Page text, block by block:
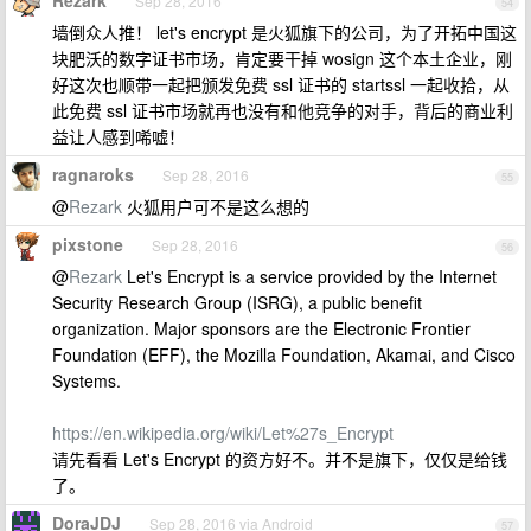
墙倒众人推！ let's encrypt 是火狐旗下的公司，为了开拓中国这
块肥沃的数字证书市场，肯定要干掉 wosign 这个本土企业，刚
好这次也顺带一起把颁发免费 ssl 证书的 startssl 一起收拾，从
此免费 ssl 证书市场就再也没有和他竞争的对手，背后的商业利
益让人感到唏嘘！
55
ragnaroks Sep 28, 2016
@Rezark 火狐用户可不是这么想的
56
pixstone Sep 28, 2016
@Rezark Let's Encrypt is a service provided by the Internet
Security Research Group (ISRG), a public benefit
organization. Major sponsors are the Electronic Frontier
Foundation (EFF), the Mozilla Foundation, Akamai, and Cisco
Systems.
https://en.wikipedia.org/wiki/Let%27s_Encrypt
请先看看 Let's Encrypt 的资方好不。并不是旗下，仅仅是给钱
了。
57
DoraJDJ Sep 28, 2016 via Android